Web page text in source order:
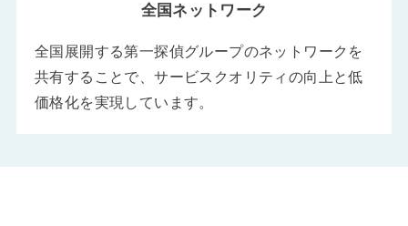
全国ネットワーク
全国展開する第一探偵グループのネットワークを
共有することで、サービスクオリティの向上と低
価格化を実現しています。